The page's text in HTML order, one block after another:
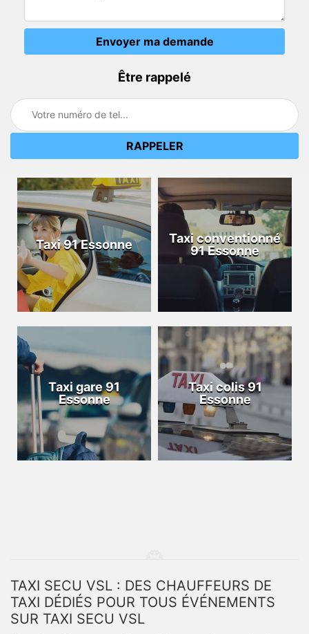
Être rappelé
Taxi 91 Essonne
Taxi conventionné
91 Essonne
Taxi gare 91
Essonne
Taxi colis 91
Essonne
TAXI SECU VSL : DES CHAUFFEURS DE
TAXI DÉDIÉS POUR TOUS ÉVÉNEMENTS
SUR TAXI SECU VSL